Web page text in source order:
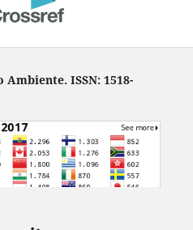
ISSN: 1518-